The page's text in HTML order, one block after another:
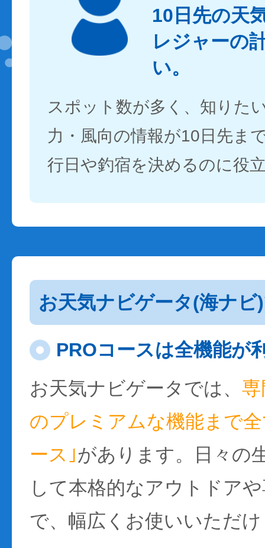
10日先の天
レジャーの
い。
スポット数が多く、知りた
力・風向の情報が10日先ま
行日や釣宿を決めるのに役
お天気ナビゲータ(海ナビ
PROコースは全機能が
お天気ナビゲータでは、
のプレミアムな機能まで
ース｣があります。日々の
して本格的なアウトドア
で、幅広くお使いいただ